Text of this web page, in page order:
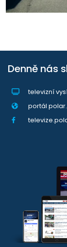
Denně nás
televizní
portál